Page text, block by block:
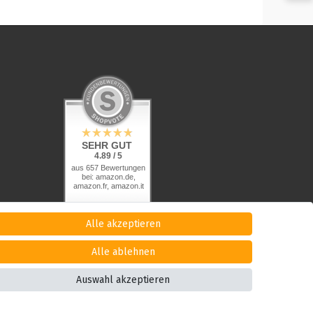
SEHR GUT
4.89 / 5
aus 657 Bewertungen
bei: amazon.de,
amazon.fr, amazon.it
Alle akzeptieren
Alle ablehnen
Auswahl akzeptieren